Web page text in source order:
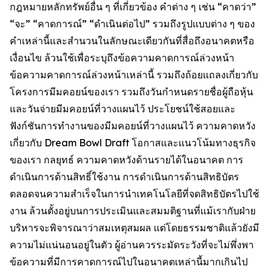
กฎหมายหลักทรัพย์อื่น ๆ ที่เกี่ยวข้อง คำต่าง ๆ เช่น “คาดว่า”
“จะ” “คาดการณ์” “ดำเนินต่อไป” รวมถึงรูปแบบต่าง ๆ ของ
คำเหล่านี้และสำนวนในลักษณะเดียวกันที่สื่อถึงอนาคตหรือ
เงื่อนไข ล้วนใช้เพื่อระบุถึงข้อความคาดการณ์ล่วงหน้า
ข้อความคาดการณ์ล่วงหน้าเหล่านี้ รวมถึงถ้อยแถลงเกี่ยวกับ
โครงการมีมคอยน์ของเรา รวมถึงวันกำหนดรายชื่อผู้ถือหุ้น
และวันจ่ายมีมคอยน์ที่วางแผนไว้ ประโยชน์ใช้สอยและ
ฟังก์ชันการทำงานของมีมคอยน์ที่วางแผนไว้ ความคาดหวัง
เกี่ยวกับ Dream Bowl Draft โอกาสและแนวโน้มทางธุรกิจ
ของเรา กลยุทธ์ ความคาดหวังด้านรายได้ในอนาคต การ
ดำเนินการด้านสิทธิ์ใช้งาน การดำเนินการด้านสิทธิบัตร
ตลอดจนความสำเร็จในการนำเทคโนโลยีที่จดสิทธิบัตรไปใช้
งาน ล้วนตั้งอยู่บนการประเมินและสมมติฐานที่แม้เรากับฝ่าย
บริหารจะพิจารณาว่าสมเหตุสมผล แต่โดยธรรมชาติแล้วยังมี
ความไม่แน่นอนอยู่ในตัว ผู้อ่านควรระมัดระวังที่จะไม่พึ่งพา
ข้อความที่มีการคาดการณ์ไปในอนาคตเหล่านี้มากเกินไป